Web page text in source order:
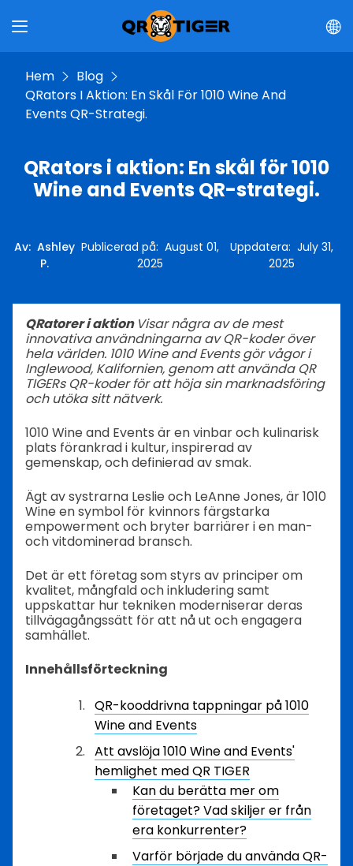
Hem
Blog
QRators I Aktion: En Skål För 1010 Wine And
Events QR-Strategi.
QRators i aktion: En skål för 1010
Wine and Events QR-strategi.
Av:Ashley
P.
Publicerad på: August 01,
2025
Uppdatera:July 31,
2025
QRatorer i aktion Visar några av de mest
innovativa användningarna av QR-koder över
hela världen. 1010 Wine and Events gör vågor i
Inglewood, Kalifornien, genom att använda QR
TIGERs QR-koder för att höja sin marknadsföring
och utöka sitt nätverk.
1010 Wine and Events är en vinbar och kulinarisk
plats förankrad i kultur, inspirerad av
gemenskap, och definierad av smak.
Ägt av systrarna Leslie och LeAnne Jones, är 1010
Wine en symbol för kvinnors färgstarka
empowerment och bryter barriärer i en man-
och vitdominerad bransch.
Det är ett företag som styrs av principer om
kvalitet, mångfald och inkludering samt
uppskattar hur tekniken moderniserar deras
tillvägagångssätt för att nå ut och engagera
samhället.
Innehållsförteckning
QR-kooddrivna tappningar på 1010
Wine and Events
Att avslöja 1010 Wine and Events'
hemlighet med QR TIGER
Kan du berätta mer om
företaget? Vad skiljer er från
era konkurrenter?
Varför började du använda QR-